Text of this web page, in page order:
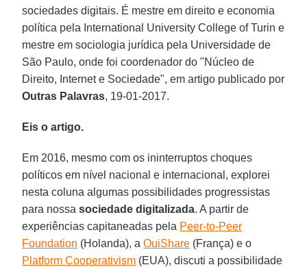
sociedades digitais. É mestre em direito e economia
política pela International University College of Turin e
mestre em sociologia jurídica pela Universidade de
São Paulo, onde foi coordenador do "Núcleo de
Direito, Internet e Sociedade", em artigo publicado por
Outras Palavras, 19-01-2017.
Eis o artigo.
Em 2016, mesmo com os ininterruptos choques
políticos em nível nacional e internacional, explorei
nesta coluna algumas possibilidades progressistas
para nossasociedade digitalizada. A partir de
experiências capitaneadas pela Peer-to-Peer
Foundation (Holanda), aOuiShare (França) e o
Platform Cooperativism (EUA), discuti a possibilidade